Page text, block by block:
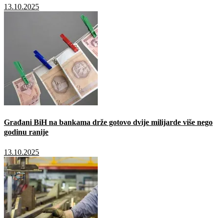
13.10.2025
Građani BiH na bankama drže gotovo dvije milijarde više nego
godinu ranije
13.10.2025